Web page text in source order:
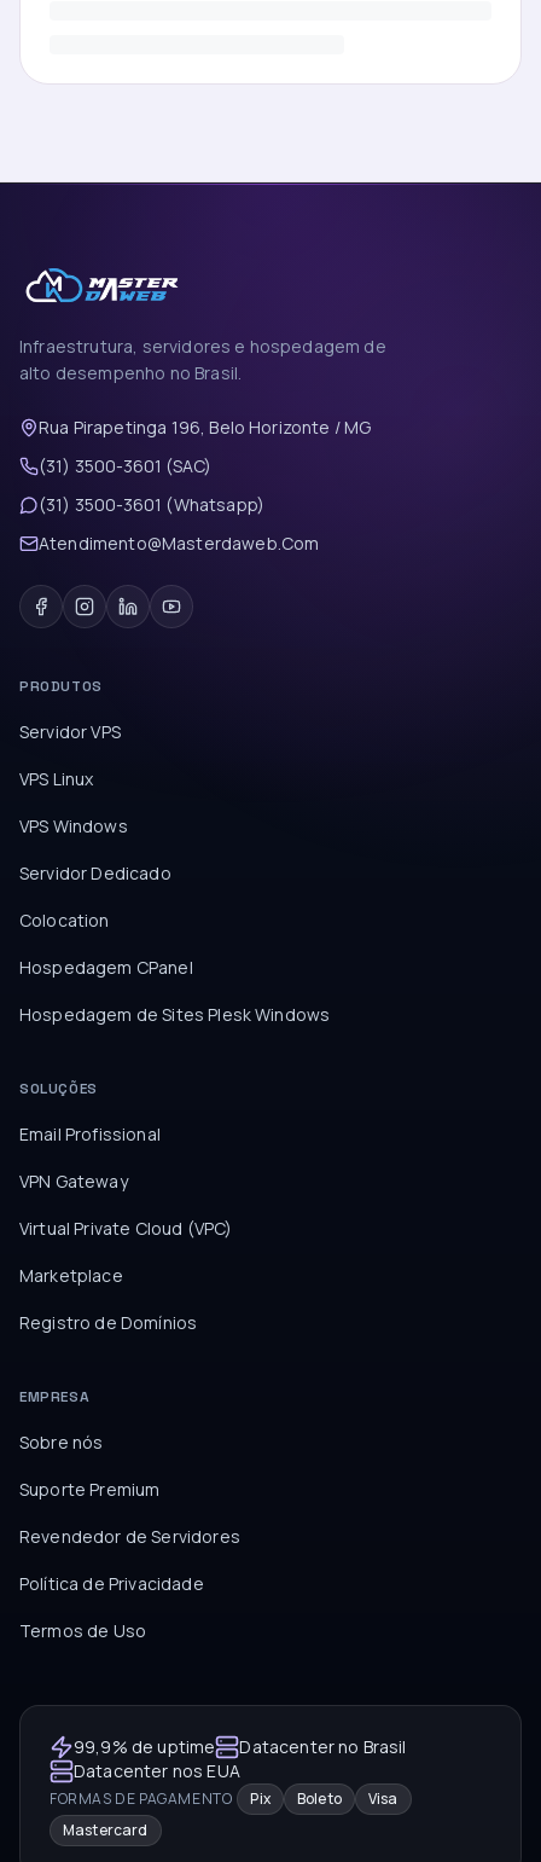
Infraestrutura, servidores e hospedagem de
alto desempenho no Brasil.
Rua Pirapetinga 196, Belo Horizonte / MG
(31) 3500-3601 (SAC)
(31) 3500-3601 (Whatsapp)
Atendimento@Masterdaweb.Com
PRODUTOS
Servidor VPS
VPS Linux
VPS Windows
Servidor Dedicado
Colocation
Hospedagem CPanel
Hospedagem de Sites Plesk Windows
SOLUÇÕES
Email Profissional
VPN Gateway
Virtual Private Cloud (VPC)
Marketplace
Registro de Domínios
EMPRESA
Sobre nós
Suporte Premium
Revendedor de Servidores
Política de Privacidade
Termos de Uso
99,9% de uptime
Datacenter no Brasil
Datacenter nos EUA
FORMAS DE PAGAMENTO Pix Boleto
Visa
Mastercard